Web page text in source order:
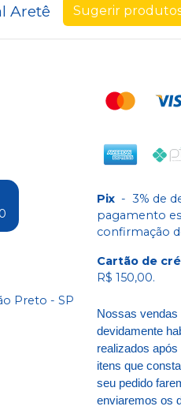
Aretê Sugerir
Preto - SP
Pix - 3% de
pagamento
confirmação
Cartão de
R$ 150,00.
Nossas
devidamente
realizados
itens que
seu pedido
enviaremos os